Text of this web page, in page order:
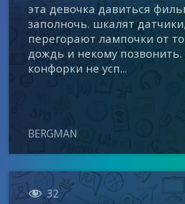
эта девочка давиться
заполночь. шкалят
перегорают лампочки от
дождь и некому
конфорки не усп...
BERGMAN
 32